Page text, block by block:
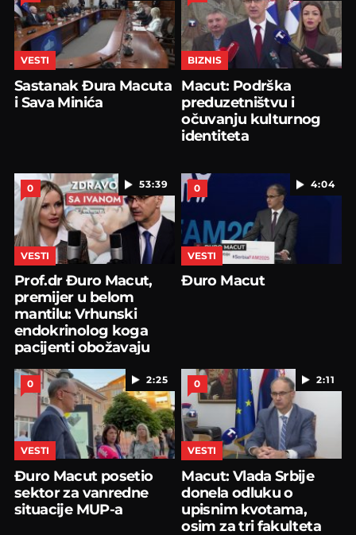
VESTI
Sastanak Đura Macuta
i Sava Minića
BIZNIS
Macut: Podrška
preduzetništvu i
očuvanju kulturnog
identiteta
53:39
0
VESTI
Prof.dr Đuro Macut,
premijer u belom
mantilu: Vrhunski
endokrinolog koga
pacijenti obožavaju
4:04
0
VESTI
Đuro Macut
2:25
0
VESTI
Đuro Macut posetio
sektor za vanredne
situacije MUP-a
2:11
0
VESTI
Macut: Vlada Srbije
donela odluku o
upisnim kvotama,
osim za tri fakulteta